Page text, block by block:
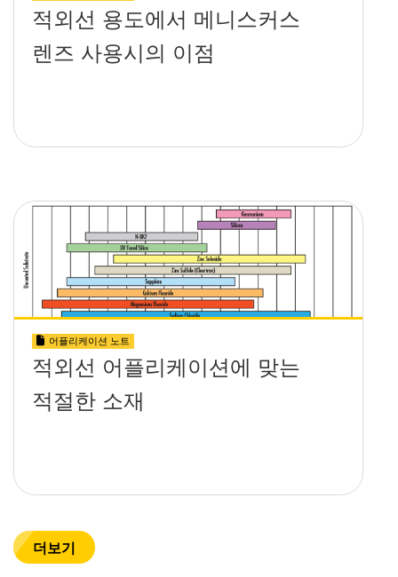
적외선 용도에서 메니스커스
렌즈 사용시의 이점
어플리케이션 노트
적외선 어플리케이션에 맞는
적절한 소재
더보기